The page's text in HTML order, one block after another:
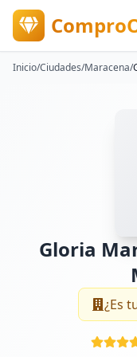
Inicio/Ciudades/Maracena/
Gloria
¿Es